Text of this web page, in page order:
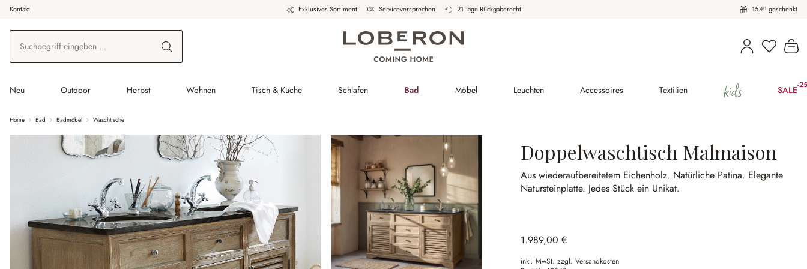
Hauptinhalt springen
Zur Suche springen
Zur Hauptnavigation springen
Kontakt Exklusives Sortiment Serviceversprechen 21 Tage Rückgaberecht 15 €¹ geschenkt
Du hast
Neu Outdoor Herbst Wohnen Tisch & Küche Schlafen Bad Möbel Leuchten Accessoires Textilien kids SALE-
Home Bad Badmöbel Waschtische
Doppelwaschtisch Malmaison
Aus wiederaufbereitetem Eichenholz. Natürliche Patina. Elegante
Natursteinplatte. Jedes Stück ein Unikat.
1.989,00 €
inkl. MwSt. zzgl. Versandkosten